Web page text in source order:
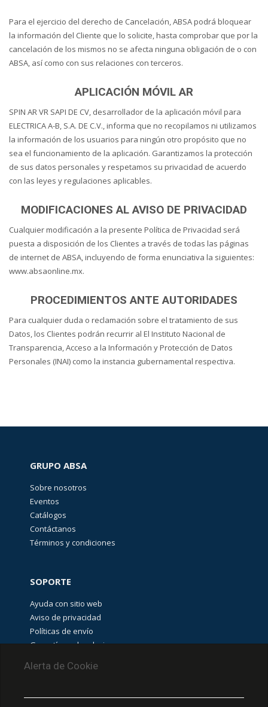
Para el ejercicio del derecho de Cancelación, ABSA podrá bloquear
la información del Cliente que lo solicite, hasta comprobar que por la
cancelación de los mismos no se afecta ninguna obligación de o con
ABSA, así como con sus relaciones con terceros.
APLICACIÓN MÓVIL AR
SPIN AR VR SAPI DE CV, desarrollador de la aplicación móvil para
ELECTRICA A-B, S.A. DE C.V., informa que no recopilamos ni utilizamos
la información de los usuarios para ningún otro propósito que no
sea el funcionamiento de la aplicación. Garantizamos la protección
de sus datos personales y respetamos su privacidad de acuerdo
con las leyes y regulaciones aplicables.
MODIFICACIONES AL AVISO DE PRIVACIDAD
Cualquier modificación a la presente Política de Privacidad será
puesta a disposición de los Clientes a través de todas las páginas
de internet de ABSA, incluyendo de forma enunciativa la siguientes:
www.absaonline.mx.
PROCEDIMIENTOS ANTE AUTORIDADES
Para cualquier duda o reclamación sobre el tratamiento de sus
Datos, los Clientes podrán recurrir al El Instituto Nacional de
Transparencia, Acceso a la Información y Protección de Datos
Personales (INAI) como la instancia gubernamental respectiva.
Alerta de Cookie
GRUPO ABSA
Sobre nosotros
Eventos
Catálogos
Contáctanos
Términos y condiciones
SOPORTE
Ayuda con sitio web
Aviso de privacidad
Políticas de envío
Garantías y devoluciones
PUNTOS DE RECOLECCIÓN